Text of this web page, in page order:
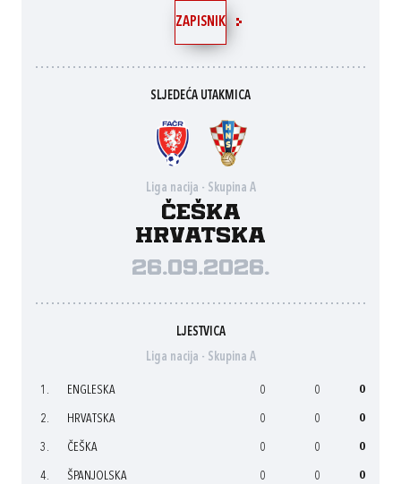
ZAPISNIK
SLJEDEĆA UTAKMICA
Liga nacija - Skupina A
Češka
Hrvatska
26.09.2026.
LJESTVICA
Liga nacija - Skupina A
1. ENGLESKA 0 0 0
2. HRVATSKA 0 0 0
3. ČEŠKA 0 0 0
4. ŠPANJOLSKA 0 0 0